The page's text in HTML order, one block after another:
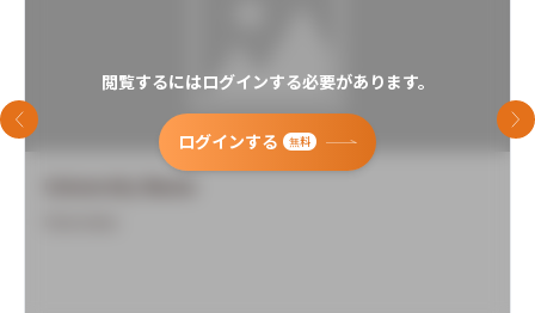
閲覧するにはログインする必要があります。
ログインする 無料
前のスライド 次